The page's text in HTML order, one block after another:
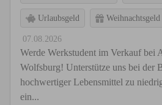
Urlaubsgeld Weihnachtsgeld
07.08.2026
Werde Werkstudent im Verkauf bei
Wolfsburg! Unterstütze uns bei der
hochwertiger Lebensmittel zu
ein...